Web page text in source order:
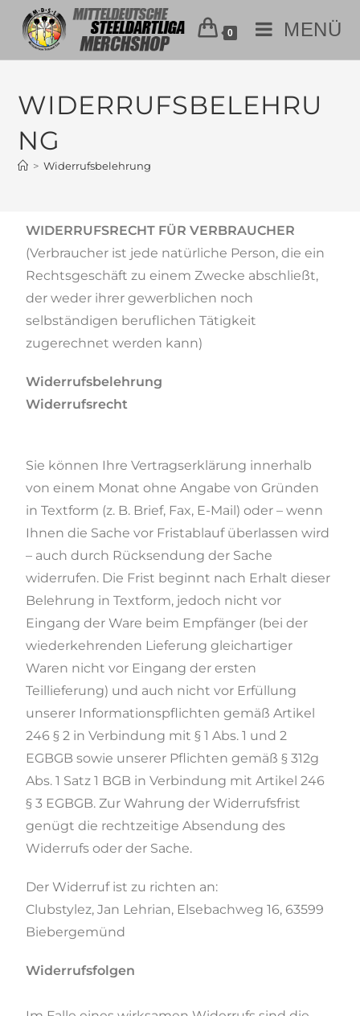
0 MENÜ
WIDERRUFSBELEHRU
NG
> Widerrufsbelehrung
WIDERRUFSRECHT FÜR VERBRAUCHER
(Verbraucher ist jede natürliche Person, die ein
Rechtsgeschäft zu einem Zwecke abschließt,
der weder ihrer gewerblichen noch
selbständigen beruflichen Tätigkeit
zugerechnet werden kann)
Widerrufsbelehrung
Widerrufsrecht
Sie können Ihre Vertragserklärung innerhalb
von einem Monat ohne Angabe von Gründen
in Textform (z. B. Brief, Fax, E-Mail) oder – wenn
Ihnen die Sache vor Fristablauf überlassen wird
– auch durch Rücksendung der Sache
widerrufen. Die Frist beginnt nach Erhalt dieser
Belehrung in Textform, jedoch nicht vor
Eingang der Ware beim Empfänger (bei der
wiederkehrenden Lieferung gleichartiger
Waren nicht vor Eingang der ersten
Teillieferung) und auch nicht vor Erfüllung
unserer Informationspflichten gemäß Artikel
246 § 2 in Verbindung mit § 1 Abs. 1 und 2
EGBGB sowie unserer Pflichten gemäß § 312g
Abs. 1 Satz 1 BGB in Verbindung mit Artikel 246
§ 3 EGBGB. Zur Wahrung der Widerrufsfrist
genügt die rechtzeitige Absendung des
Widerrufs oder der Sache.
Der Widerruf ist zu richten an:
Clubstylez, Jan Lehrian, Elsebachweg 16, 63599
Biebergemünd
Widerrufsfolgen